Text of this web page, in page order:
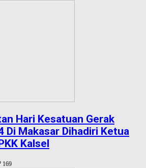
Hari Kesatuan Gerak
Di Makasar Dihadiri Ketua
Kalsel
169